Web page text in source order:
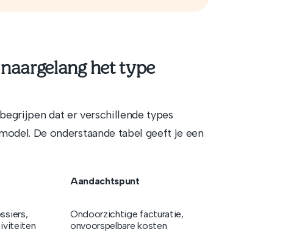
het type
dat er verschillende types
De onderstaande tabel geeft je een
Aandachtspunt
Ondoorzichtige facturatie,
onvoorspelbare kosten